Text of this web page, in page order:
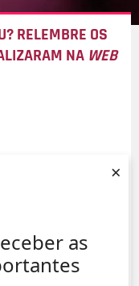
as
×
RELEMBRE OS
NA WEB